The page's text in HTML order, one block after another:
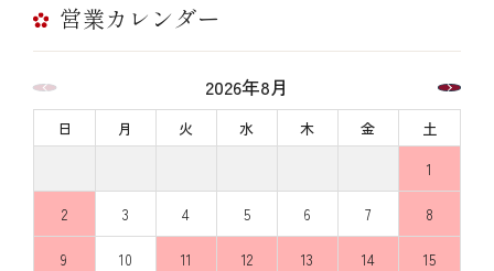
営業カレンダー
2026年8月
日 月 火 水 木 金
土
1
2 3 4 5 6 7 8
9 10 11 12 13 14 15